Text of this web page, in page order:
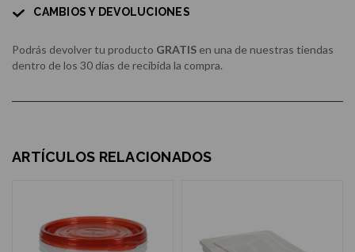
CAMBIOS Y DEVOLUCIONES
Podrás devolver tu producto GRATIS en una de nuestras tiendas
dentro de los 30 días de recibida la compra.
ARTÍCULOS RELACIONADOS